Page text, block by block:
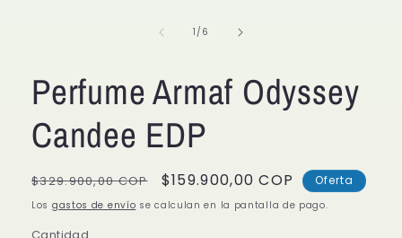
1 /de
6
Perfume Armaf Odyssey
Candee EDP
Precio
habitual
$329.900,00 COP
Precio
de
$159.900,00 COP Oferta
Los gastos de envío se calculan en la pantalla de pago.
Cantidad